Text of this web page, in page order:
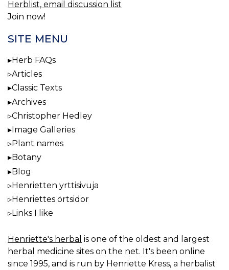
Herblist, email discussion list
Join now!
SITE MENU
Herb FAQs
Articles
Classic Texts
Archives
Christopher Hedley
Image Galleries
Plant names
Botany
Blog
Henrietten yrttisivuja
Henriettes örtsidor
Links I like
Henriette's herbal is one of the oldest and largest
herbal medicine sites on the net. It's been online
since 1995, and is run by Henriette Kress, a herbalist